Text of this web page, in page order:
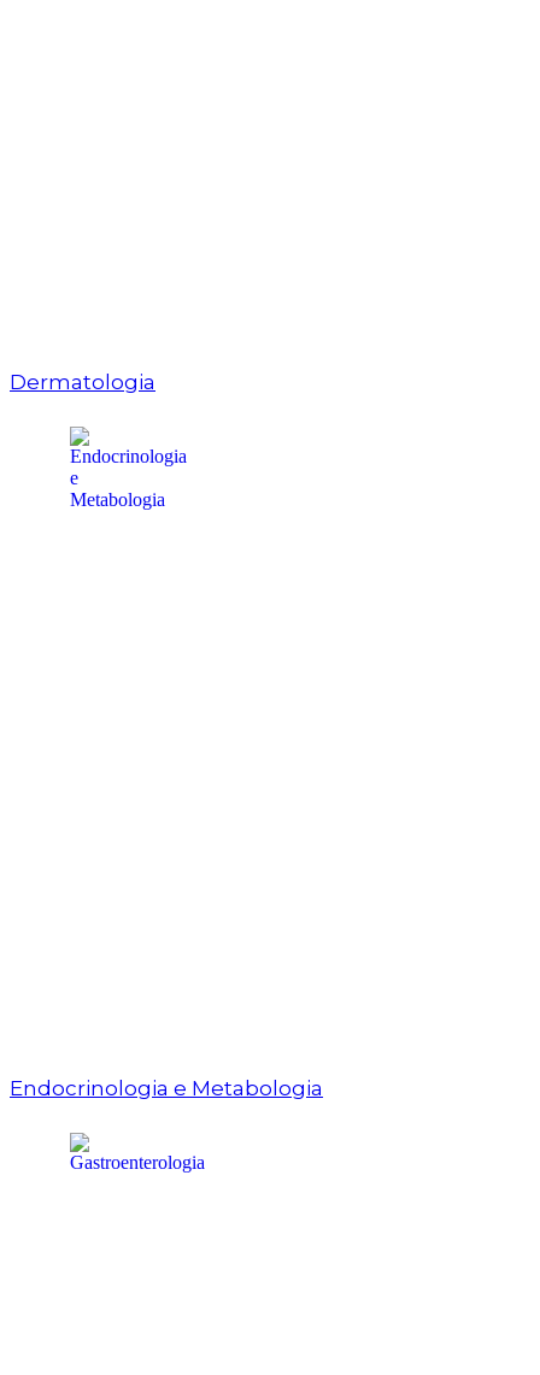
Dermatologia
Endocrinologia e Metabologia